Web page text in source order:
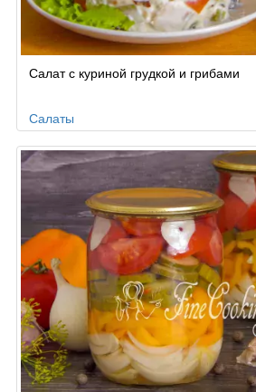
Салат с куриной грудкой и грибами
Салаты